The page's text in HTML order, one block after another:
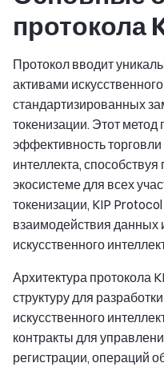
протокола
Протокол вводит
активами
стандартизированных
токенизации. Этот метод
эффективность
интеллекта,
экосистеме для всех
токенизации, KIP
взаимодействия данных
искусственного
Архитектура протокола
структуру для
искусственного
контракты для
регистрации, операций